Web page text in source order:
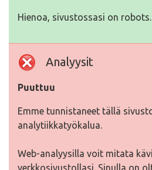
Hienoa, sivustossasi on
Analyysit
Puuttuu
Emme tunnistaneet tällä
analytiikkatyökalua.
Web-analyysilla voit mitata
verkkosivustollasi. Sinulla on